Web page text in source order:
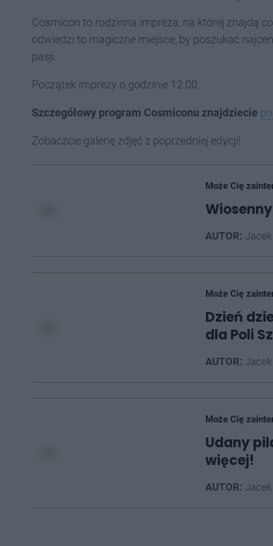
Cosmicon to rodzinna impreza, na której znajdą
odwiedzi to magiczne miejsce, by poszukać
pasji.
Początek imprezy o godzinie 12.00.
Szczegółowy program Cosmiconu znajdziecie
Zobaczcie galerię zdjęć z poprzedniej edycji!
Może Cię
AUTOR:
Może Cię
Dzień
dla Poli
AUTOR:
Może Cię
Udany
więcej!
AUTOR: